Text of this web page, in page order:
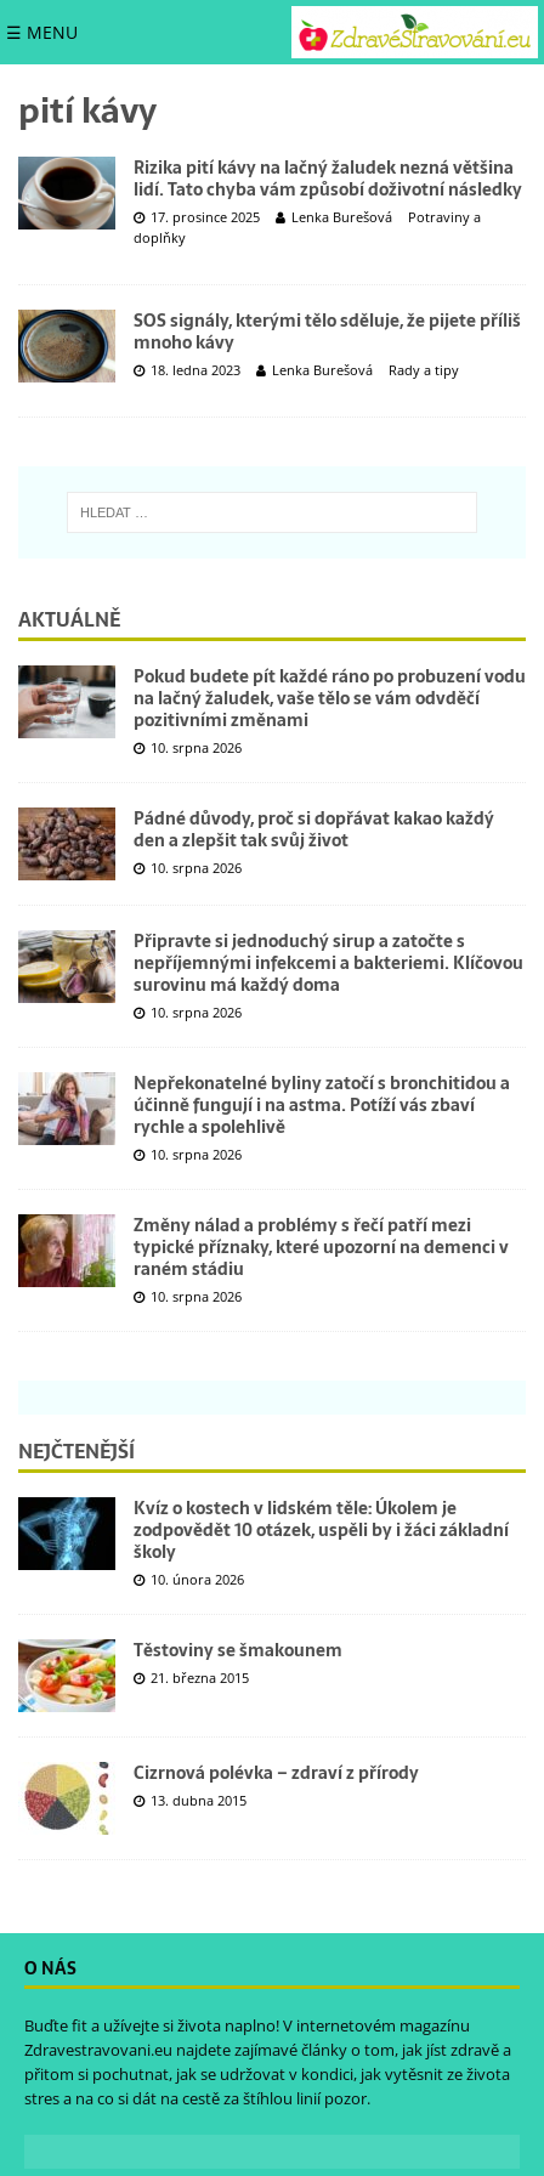
☰ MENU
pití kávy
Rizika pití kávy na lačný žaludek nezná většina
lidí. Tato chyba vám způsobí doživotní následky
17. prosince 2025 Lenka Burešová
Potraviny a
doplňky
SOS signály, kterými tělo sděluje, že pijete příliš
mnoho kávy
18. ledna 2023 Lenka Burešová Rady a tipy
AKTUÁLNĚ
Pokud budete pít každé ráno po probuzení vodu
na lačný žaludek, vaše tělo se vám odvděčí
pozitivními změnami
10. srpna 2026
Pádné důvody, proč si dopřávat kakao každý
den a zlepšit tak svůj život
10. srpna 2026
Připravte si jednoduchý sirup a zatočte s
nepříjemnými infekcemi a bakteriemi. Klíčovou
surovinu má každý doma
10. srpna 2026
Nepřekonatelné byliny zatočí s bronchitidou a
účinně fungují i na astma. Potíží vás zbaví
rychle a spolehlivě
10. srpna 2026
Změny nálad a problémy s řečí patří mezi
typické příznaky, které upozorní na demenci v
raném stádiu
10. srpna 2026
NEJČTENĚJŠÍ
Kvíz o kostech v lidském těle: Úkolem je
zodpovědět 10 otázek, uspěli by i žáci základní
školy
10. února 2026
Těstoviny se šmakounem
21. března 2015
Cizrnová polévka – zdraví z přírody
13. dubna 2015
O NÁS
Buďte fit a užívejte si života naplno! V internetovém magazínu
Zdravestravovani.eu najdete zajímavé články o tom, jak jíst zdravě a
přitom si pochutnat, jak se udržovat v kondici, jak vytěsnit ze života
stres a na co si dát na cestě za štíhlou linií pozor.